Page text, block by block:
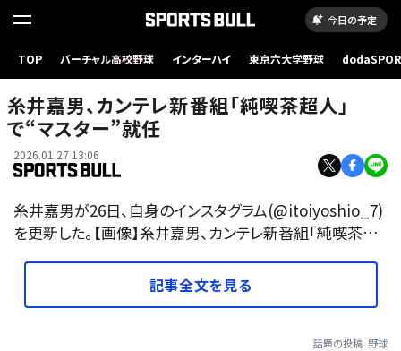
今日の予定
TOP バーチャル高校野球 インターハイ 東京六大学野球
糸井嘉男、カンテレ新番組「純喫茶超人」
で“マスター”就任
2026.01.27 13:06
糸井嘉男が26日、自身のインスタグラム(@itoiyoshio_7)
を更新した。【画像】糸井嘉男、カンテレ新番組「純喫茶…
記事全文を見る
話題の投稿 野球